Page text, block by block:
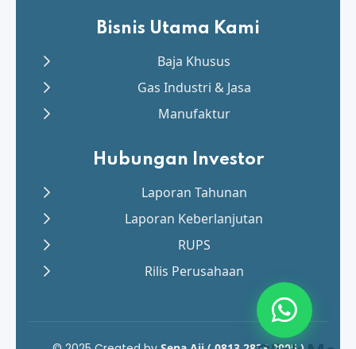
Bisnis Utama Kami
Baja Khusus
Gas Industri & Jasa
Manufaktur
Hubungan Investor
Laporan Tahunan
Laporan Keberlanjutan
RUPS
Rilis Perusahaan